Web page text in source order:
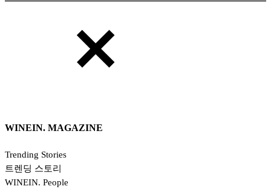
WINEIN. MAGAZINE
Trending Stories
트렌딩 스토리
WINEIN. People